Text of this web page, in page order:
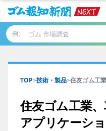
例）
TOP>技術・製品>住友ゴム工
住友ゴム工業
アプリケーシ